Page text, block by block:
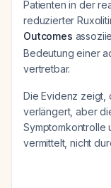
Patienten in der
reduzierter
Outcomes
Bedeutung einer
vertretbar.
Die Evidenz zeigt,
verlängert, aber
Symptomkontrolle
vermittelt, nicht